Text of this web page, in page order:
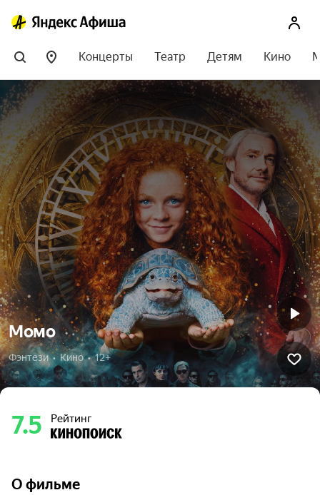
Концерты Театр Детям Кино
Момо
Фэнтези  •  Кино  •  12+
7.5 Рейтинг
О фильме